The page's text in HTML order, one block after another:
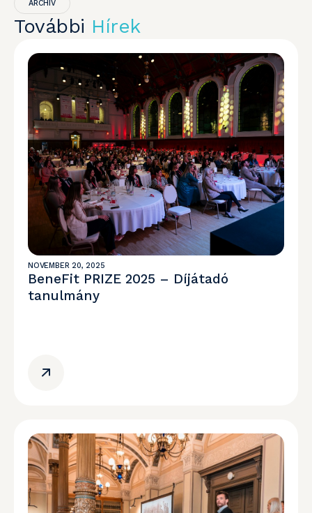
ARCHIV
További Hírek
NOVEMBER 20, 2025
BeneFit PRIZE 2025 – Díjátadó
tanulmány